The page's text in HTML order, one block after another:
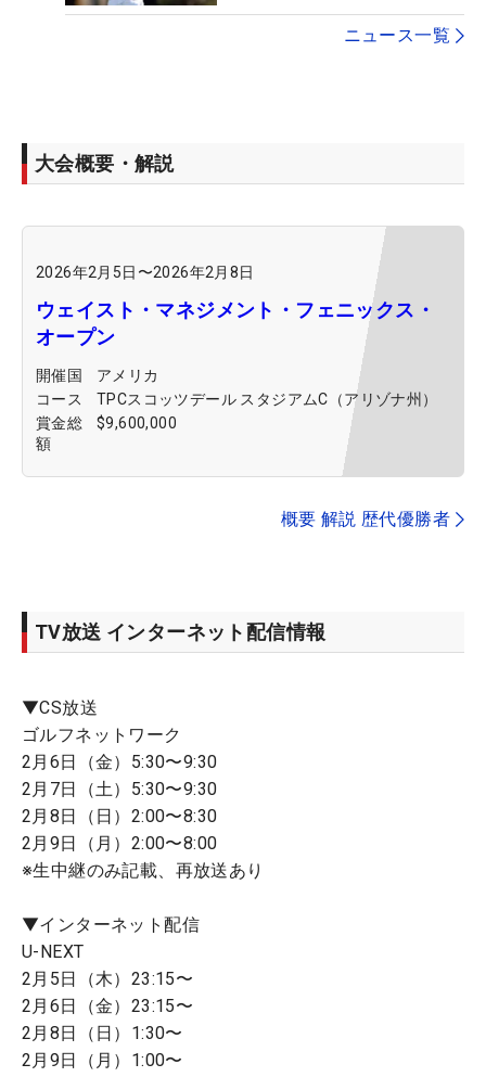
ニュース一覧
大会概要・解説
2026年2月5日 〜2026年2月8日
ウェイスト・マネジメント・フェニックス・
オープン
開催国
アメリカ
コース
TPCスコッツデール スタジアムC（アリゾナ州）
賞金総
額
$9,600,000
概要 解説 歴代優勝者
TV放送 インターネット配信情報
▼CS放送
ゴルフネットワーク
2月6日（金）5:30〜9:30
2月7日（土）5:30〜9:30
2月8日（日）2:00〜8:30
2月9日（月）2:00〜8:00
※生中継のみ記載、再放送あり
▼インターネット配信
U-NEXT
2月5日（木）23:15〜
2月6日（金）23:15〜
2月8日（日）1:30〜
2月9日（月）1:00〜